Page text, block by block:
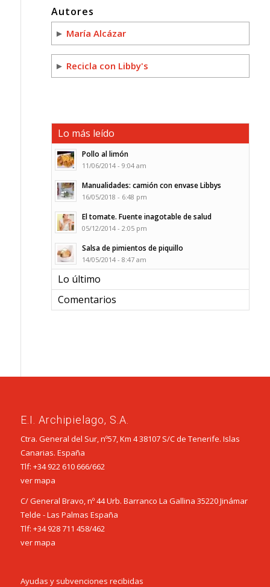
Autores
► María Alcázar
► Recicla con Libby's
Lo más leído
Pollo al limón
11/06/2014 - 9:04 am
Manualidades: camión con envase Libbys
16/05/2018 - 6:48 pm
El tomate. Fuente inagotable de salud
05/12/2014 - 2:05 pm
Salsa de pimientos de piquillo
14/05/2014 - 8:47 am
Lo último
Comentarios
E.I. Archipielago, S.A.
Ctra. General del Sur, nº57, Km 4 38107 S/C de Tenerife. Islas
Canarias. España
Tlf: +34 922 610 666/662
ver mapa
C/ General Bravo, nº 44 Urb. Barranco La Gallina 35220 Jinámar
Telde - Las Palmas España
Tlf: +34 928 711 458/462
ver mapa
Ayudas y subvenciones recibidas